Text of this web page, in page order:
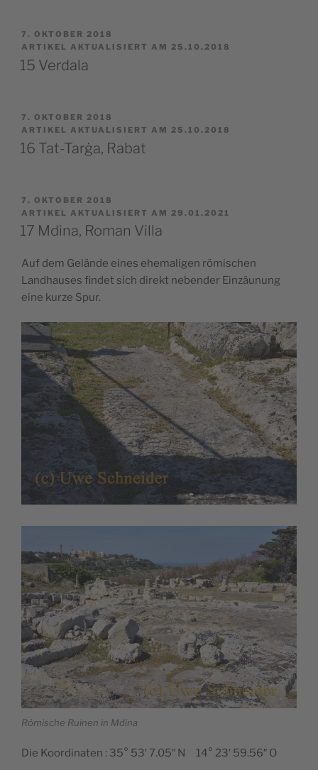
Buskett“
VERÖFFENTLICHT
AM
7. OKTOBER 2018
ARTIKEL AKTUALISIERT AM 25.10.2018
15 Verdala
VERÖFFENTLICHT
AM
7. OKTOBER 2018
ARTIKEL AKTUALISIERT AM 25.10.2018
16 Tat-Tarġa, Rabat
VERÖFFENTLICHT
AM
7. OKTOBER 2018
ARTIKEL AKTUALISIERT AM 29.01.2021
17 Mdina, Roman Villa
Auf dem Gelände eines ehemaligen römischen
Landhauses findet sich direkt nebender Einzäunung
eine kurze Spur.
Römische Ruinen in Mdina
Die Koordinaten : 35° 53′ 7.05″ N 14° 23′ 59.56″ O